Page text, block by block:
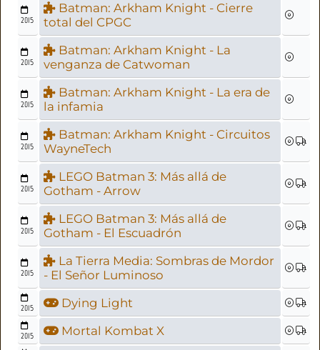
2015
Batman: Arkham Knight - Cierre
total del CPGC
2015
Batman: Arkham Knight - La
venganza de Catwoman
2015
Batman: Arkham Knight - La era de
la infamia
2015
Batman: Arkham Knight - Circuitos
WayneTech
2015
LEGO Batman 3: Más allá de
Gotham - Arrow
2015
LEGO Batman 3: Más allá de
Gotham - El Escuadrón
2015
La Tierra Media: Sombras de Mordor
- El Señor Luminoso
2015 Dying Light
2015 Mortal Kombat X